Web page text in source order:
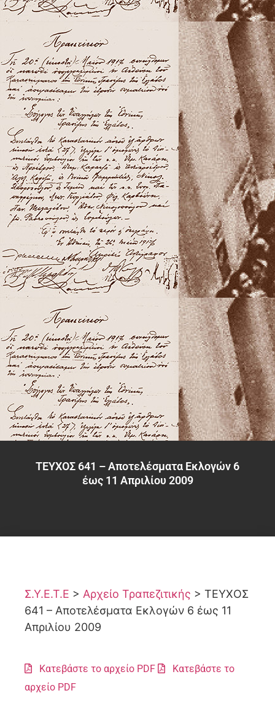
ΤΕΥΧΟΣ 641 – Αποτελέσματα Εκλογών 6
έως 11 Απριλίου 2009
Σ.Υ.Ε.Τ.Ε > Αρχείο Τραπεζιτικής > ΤΕΥΧΟΣ
641 – Αποτελέσματα Εκλογών 6 έως 11
Απριλίου 2009
Κατεβάστε το αρχείο PDF
Κατεβάστε το
αρχείο PDF